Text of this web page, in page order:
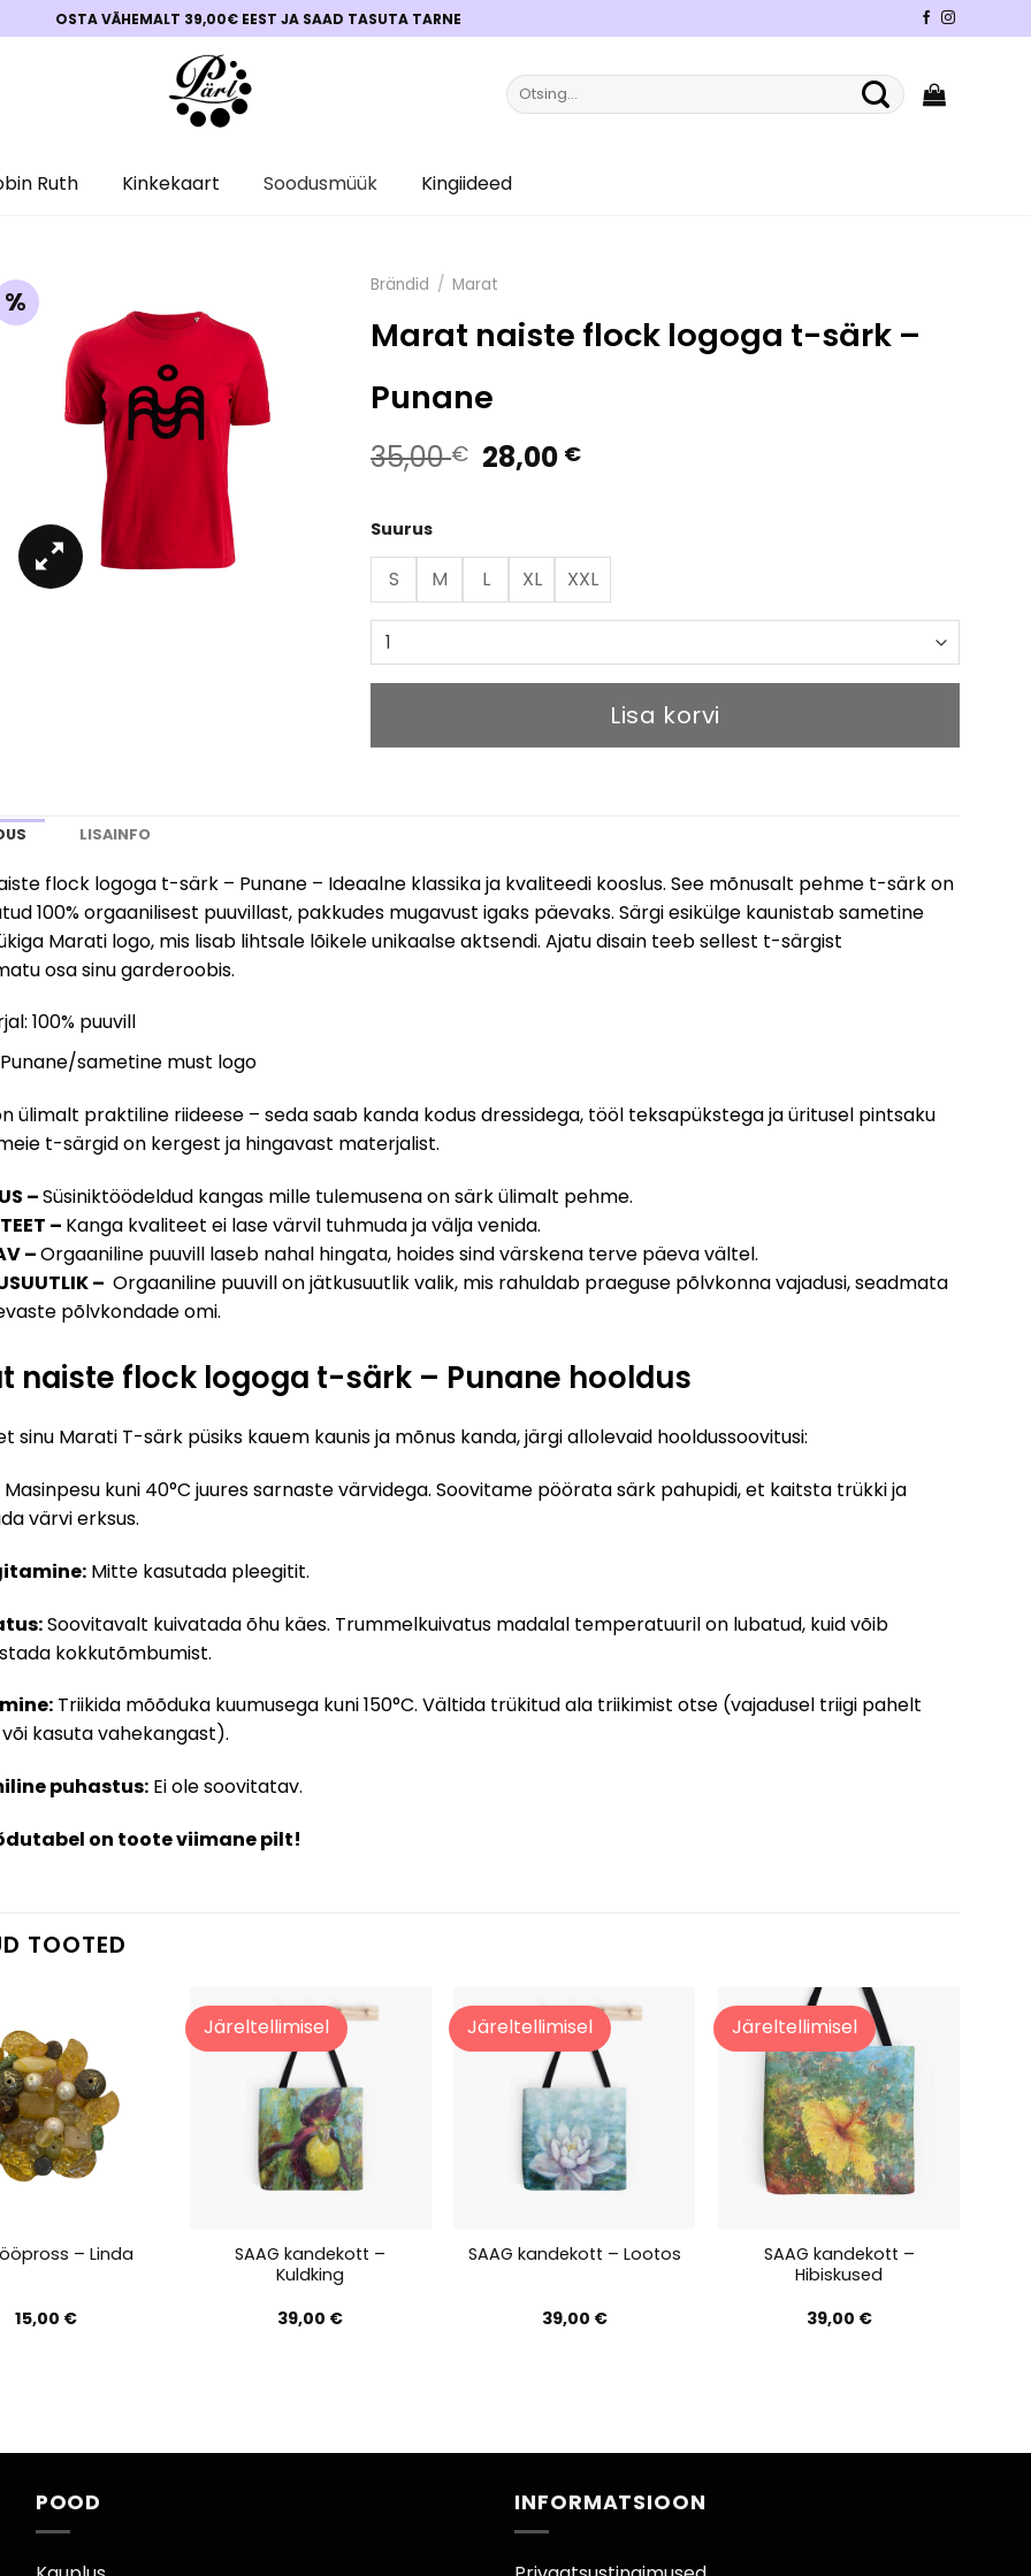
OSTA VÄHEMALT 39,00€ EEST JA SAAD TASUTA TARNE
Otsi:
Ruth Kinkekaart Soodusmüük Kingiideed
%
Brändid / Marat
Marat naiste flock logoga t-särk –
Punane
35,00€ Algne
28,00 €Praegune
Suurus
S M L XL XXL
Lisa korvi
LISAINFO
flock logoga t-särk – Punane – Ideaalne klassika ja kvaliteedi kooslus. See mõnusalt pehme t-särk on
100% orgaanilisest puuvillast, pakkudes mugavust igaks päevaks. Särgi esikülge kaunistab sametine
Marati logo, mis lisab lihtsale lõikele unikaalse aktsendi. Ajatu disain teeb sellest t-särgist
osa sinu garderoobis.
100% puuvill
sametine must logo
ülimalt praktiline riideese – seda saab kanda kodus dressidega, tööl teksapükstega ja üritusel pintsaku
t-särgid on kergest ja hingavast materjalist.
–Süsiniktöödeldud kangas mille tulemusena on särk ülimalt pehme.
– Kanga kvaliteet ei lase värvil tuhmuda ja välja venida.
–Orgaaniline puuvill laseb nahal hingata, hoides sind värskena terve päeva vältel.
– Orgaaniline puuvill on jätkusuutlik valik, mis rahuldab praeguse põlvkonna vajadusi, seadmata
põlvkondade omi.
naiste flock logoga t-särk – Punane hooldus
sinu Marati T-särk püsiks kauem kaunis ja mõnus kanda, järgi allolevaid hooldussoovitusi:
Masinpesu kuni 40°C juures sarnaste värvidega. Soovitame pöörata särk pahupidi, et kaitsta trükki ja
värvi erksus.
Mitte kasutada pleegitit.
Soovitavalt kuivatada õhu käes. Trummelkuivatus madalal temperatuuril on lubatud, kuid võib
kokkutõmbumist.
Triikida mõõduka kuumusega kuni 150°C. Vältida trükitud ala triikimist otse (vajadusel triigi pahelt
kasuta vahekangast).
puhastus:Ei ole soovitatav.
on toote viimane pilt!
TOOTED
– Linda
15,00 €
Järeltellimisel
SAAG kandekott –
Kuldking
39,00 €
Järeltellimisel
SAAG kandekott – Lootos
39,00 €
Järeltellimisel
SAAG kandekott –
Hibiskused
39,00 €
POOD INFORMATSIOON